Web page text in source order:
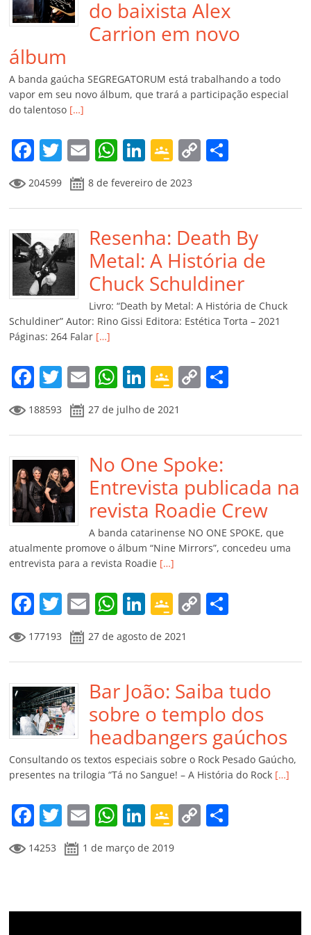
do baixista Alex
Carrion em novo
álbum
A banda gaúcha SEGREGATORUM está trabalhando a todo
vapor em seu novo álbum, que trará a participação especial
do talentoso […]
F
a
c
e
b
o
o
k
T
w
itt
er
E
m
ai
l
W
at
s
A
p
p
Li
k
e
dI
n
G
o
o
gl
e
Cl
a
ss
ro
m
C
y
Li
n
k
p
ar
til
h
ar
204599 8 de fevereiro de 2023
Resenha: Death By
Metal: A História de
Chuck Schuldiner
Livro: “Death by Metal: A História de Chuck
Schuldiner” Autor: Rino Gissi Editora: Estética Torta – 2021
Páginas: 264 Falar […]
F
a
c
e
b
o
o
k
T
w
itt
er
E
m
ai
l
W
h
at
s
A
p
p
Li
n
k
e
dI
n
G
o
o
gl
e
Cl
a
ss
ro
o
m
C
y
Li
n
k
p
til
h
ar
188593 27 de julho de 2021
No One Spoke:
Entrevista publicada na
revista Roadie Crew
A banda catarinense NO ONE SPOKE, que
atualmente promove o álbum “Nine Mirrors”, concedeu uma
entrevista para a revista Roadie […]
F
a
c
e
b
o
o
k
T
w
itt
er
E
m
ai
l
W
at
s
A
p
p
Li
n
k
e
dI
n
G
o
o
gl
e
Cl
a
ss
ro
o
m
C
y
Li
n
k
p
ar
til
h
ar
177193 27 de agosto de 2021
Bar João: Saiba tudo
sobre o templo dos
headbangers gaúchos
Consultando os textos especiais sobre o Rock Pesado Gaúcho,
presentes na trilogia “Tá no Sangue! – A História do Rock […]
F
a
c
b
T
w
itt
E
m
ai
W
at
A
Li
n
k
dI
G
o
o
e
C
Li ar
14253 1 de março de 2019